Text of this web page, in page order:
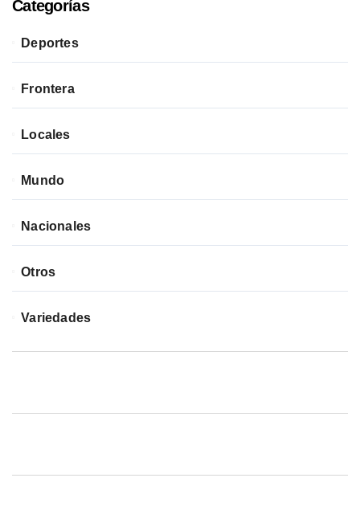
Categorías
Deportes
Frontera
Locales
Mundo
Nacionales
Otros
Variedades